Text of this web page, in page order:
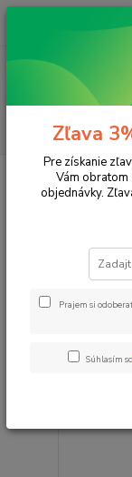
Kancelárska
Zľava
Pre získanie
Vám
objednávky.
Prajem si
Súhlasím so